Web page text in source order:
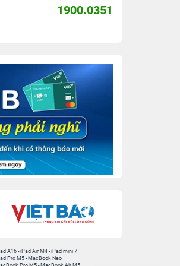
1900.0351
A16-iPad Air M4 -iPad mini 7
Pro M5 - MacBook Neo